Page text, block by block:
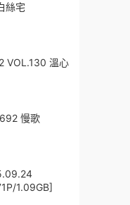
絲宅
VOL.130 溫心
慢歌
1.09GB]